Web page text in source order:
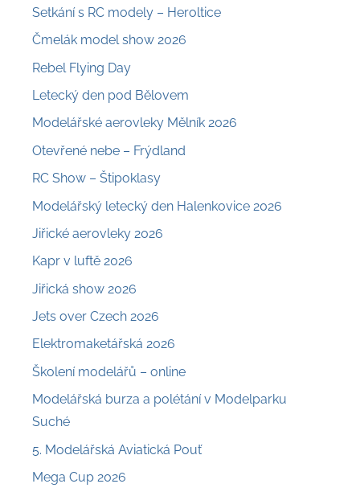
Setkání s RC modely – Heroltice
Čmelák model show 2026
Rebel Flying Day
Letecký den pod Bělovem
Modelářské aerovleky Mělník 2026
Otevřené nebe – Frýdland
RC Show – Štipoklasy
Modelářský letecký den Halenkovice 2026
Jiřické aerovleky 2026
Kapr v luftě 2026
Jiřická show 2026
Jets over Czech 2026
Elektromaketářská 2026
Školení modelářů – online
Modelářská burza a polétání v Modelparku
Suché
5. Modelářská Aviatická Pouť
Mega Cup 2026